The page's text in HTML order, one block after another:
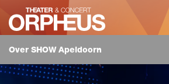
Over SHOW Apeldoorn